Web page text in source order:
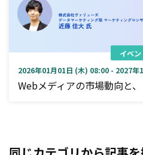
イベン
2026年01月01日 (木) 08:00 - 2027年
Webメディアの市場動向と